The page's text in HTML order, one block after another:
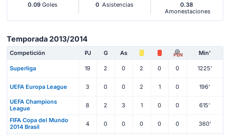
0.09 Goles 0 Asistencias
0.38
Amonestaciones
Temporada 2013/2014
Competición PJ G As PEN Min'
Superliga 19 2 0 2 0 0 1225'
UEFA Europa League 3 0 0 2 1 0 196'
UEFA Champions
League
8 2 3 1 0 0 615'
FIFA Copa del Mundo
2014 Brasil
4 0 0 0 0 0 360'